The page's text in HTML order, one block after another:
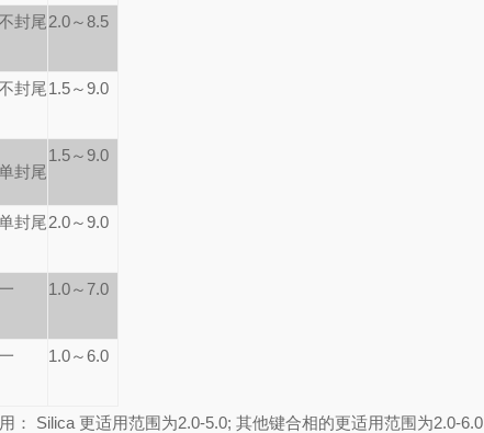
封尾 2.0～8.5
封尾1.5～9.0
封尾
1.5～9.0
封尾2.0～9.0
1.0～7.0
1.0～6.0
Silica 更适用范围为2.0-5.0; 其他键合相的更适用范围为2.0-6.0